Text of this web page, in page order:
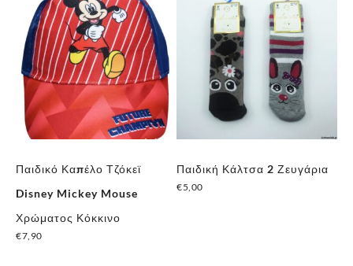
Παιδικό Καπέλο Τζόκεϊ
Disney Mickey Mouse
Χρώματος Κόκκινο
€7,90
Παιδική Κάλτσα 2 Ζευγάρια
€5,00